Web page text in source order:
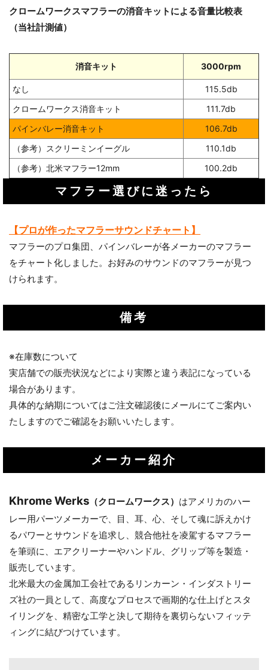
クロームワークスマフラーの消音キットによる音量比較表
（当社計測値）
消音キット 3000rpm
なし
115.5db
クロームワークス消音キット
111.7db
パインバレー消音キット
106.7db
（参考）スクリーミンイーグル
110.1db
（参考）北米マフラー12mm
100.2db
マフラー選びに迷ったら
【プロが作ったマフラーサウンドチャート】
マフラーのプロ集団、パインバレーが各メーカーのマフラー
をチャート化しました。お好みのサウンドのマフラーが見つ
けられます。
備考
※在庫数について
実店舗での販売状況などにより実際と違う表記になっている
場合があります。
具体的な納期についてはご注文確認後にメールにてご案内い
たしますのでご確認をお願いいたします。
メーカー紹介
Khrome Werks （クロームワークス） はアメリカのハー
レー用パーツメーカーで、目、耳、心、そして魂に訴えかけ
るパワーとサウンドを追求し、競合他社を凌駕するマフラー
を筆頭に、エアクリーナーやハンドル、グリップ等を製造・
販売しています。
北米最大の金属加工会社であるリンカーン・インダストリー
ズ社の一員として、高度なプロセスで画期的な仕上げとスタ
イリングを、精密な工学と決して期待を裏切らないフィッテ
ィングに結びつけています。
お買い物を続ける カートへ進む